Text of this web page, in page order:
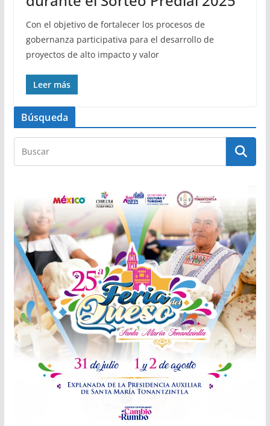
Con el objetivo de fortalecer los procesos de
gobernanza participativa para el desarrollo de
proyectos de alto impacto y valor
Leer más
Búsqueda